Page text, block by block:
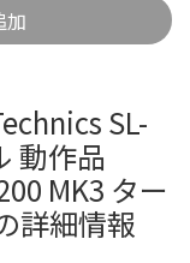
加
SL-
動作品
MK3 ター
詳細情報